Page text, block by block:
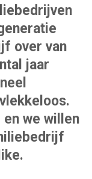
over van
jaar
we willen